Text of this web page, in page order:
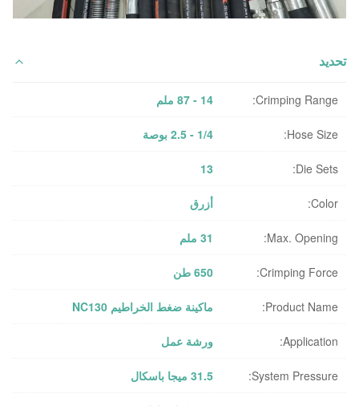
تحديد
Crimping Range: 14 - 87 ملم
Hose Size: 1/4 - 2.5 بوصة
Die Sets:
13
Color: أزرق
Max. Opening: 31 ملم
Crimping Force: 650 طن
Product Name: ماكينة ضغط الخراطيم NC130
Application: ورشة عمل
System Pressure: 31.5 ميجا باسكال